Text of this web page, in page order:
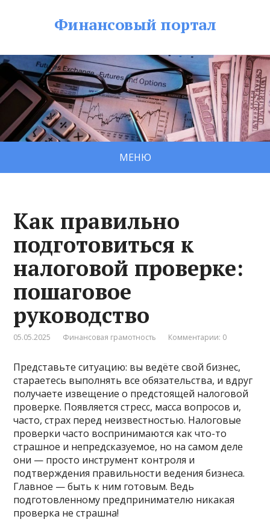
Финансовый портал
МЕНЮ
Как правильно
подготовиться к
налоговой проверке:
пошаговое
руководство
05.05.2025 Финансовая грамотность Комментарии: 0
Представьте ситуацию: вы ведёте свой бизнес,
стараетесь выполнять все обязательства, и вдруг
получаете извещение о предстоящей налоговой
проверке. Появляется стресс, масса вопросов и,
часто, страх перед неизвестностью. Налоговые
проверки часто воспринимаются как что-то
страшное и непредсказуемое, но на самом деле
они — просто инструмент контроля и
подтверждения правильности ведения бизнеса.
Главное — быть к ним готовым. Ведь
подготовленному предпринимателю никакая
проверка не страшна!